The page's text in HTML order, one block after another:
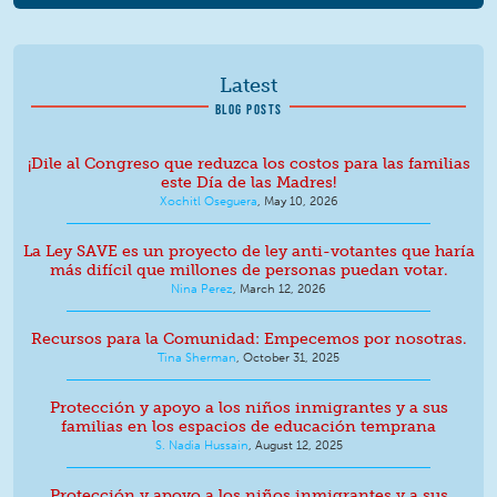
Latest
BLOG POSTS
¡Dile al Congreso que reduzca los costos para las familias
este Día de las Madres!
Xochitl Oseguera May 10, 2026
La Ley SAVE es un proyecto de ley anti-votantes que haría
más difícil que millones de personas puedan votar.
Nina Perez March 12, 2026
Recursos para la Comunidad: Empecemos por nosotras.
Tina Sherman October 31, 2025
Protección y apoyo a los niños inmigrantes y a sus
familias en los espacios de educación temprana
S. Nadia Hussain August 12, 2025